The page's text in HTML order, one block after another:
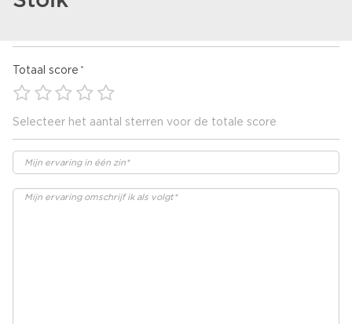
Totaal score
Selecteer het aantal sterren voor de totale score